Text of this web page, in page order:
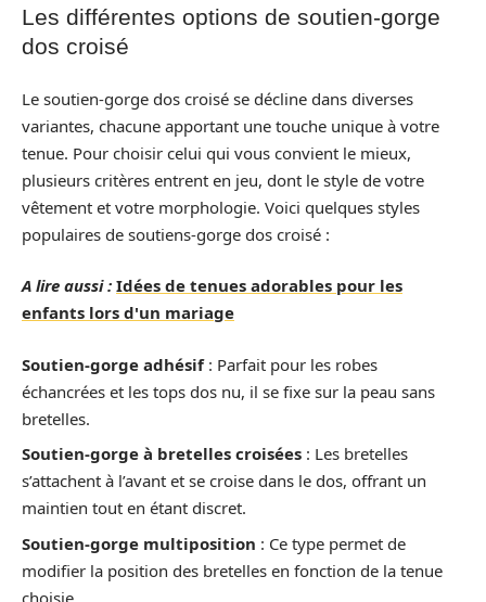
Les différentes options de soutien-gorge
dos croisé
Le soutien-gorge dos croisé se décline dans diverses
variantes, chacune apportant une touche unique à votre
tenue. Pour choisir celui qui vous convient le mieux,
plusieurs critères entrent en jeu, dont le style de votre
vêtement et votre morphologie. Voici quelques styles
populaires de soutiens-gorge dos croisé :
A lire aussi : Idées de tenues adorables pour les
enfants lors d'un mariage
Soutien-gorge adhésif: Parfait pour les robes
échancrées et les tops dos nu, il se fixe sur la peau sans
bretelles.
Soutien-gorge à bretelles croisées : Les bretelles
s’attachent à l’avant et se croise dans le dos, offrant un
maintien tout en étant discret.
Soutien-gorge multiposition : Ce type permet de
modifier la position des bretelles en fonction de la tenue
choisie.